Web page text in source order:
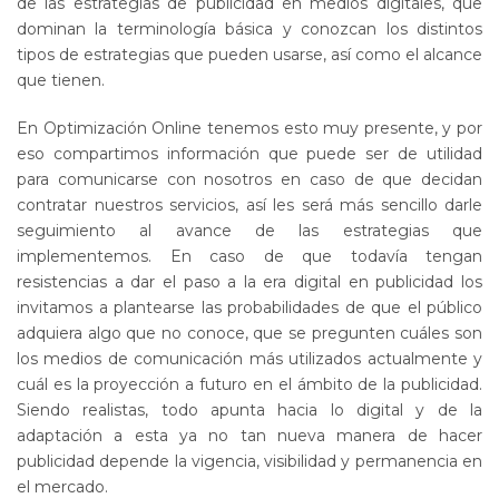
dominan la terminología básica y conozcan los distintos
tipos de estrategias que pueden usarse, así como el alcance
que tienen.
En Optimización Online tenemos esto muy presente, y por
eso compartimos información que puede ser de utilidad
para comunicarse con nosotros en caso de que decidan
contratar nuestros servicios, así les será más sencillo darle
seguimiento al avance de las estrategias que
implementemos. En caso de que todavía tengan
resistencias a dar el paso a la era digital en publicidad los
invitamos a plantearse las probabilidades de que el público
adquiera algo que no conoce, que se pregunten cuáles son
los medios de comunicación más utilizados actualmente y
cuál es la proyección a futuro en el ámbito de la publicidad.
Siendo realistas, todo apunta hacia lo digital y de la
adaptación a esta ya no tan nueva manera de hacer
publicidad depende la vigencia, visibilidad y permanencia en
el mercado.